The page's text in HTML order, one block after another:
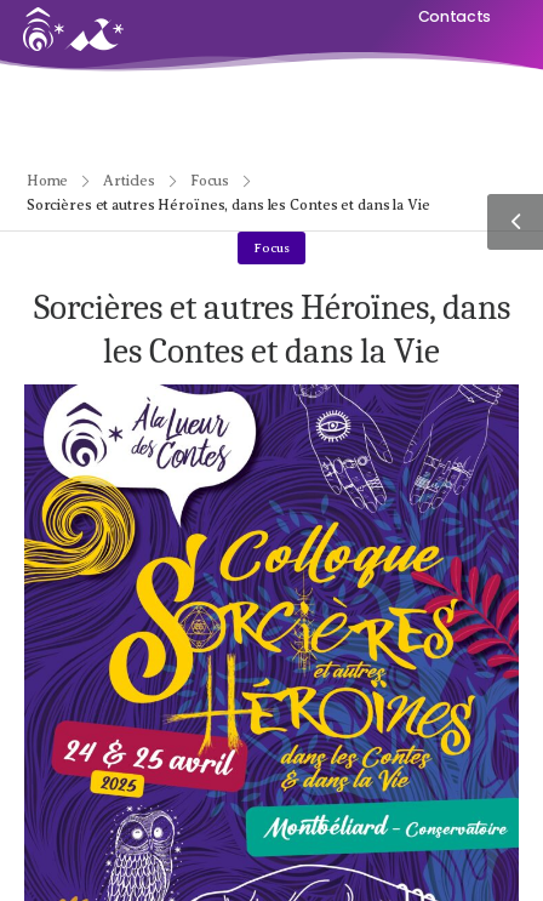
Contacts
Home Articles
Focus
Sorcières et autres Héroïnes, dans les Contes et dans la Vie
Focus
Sorcières et autres Héroïnes, dans
les Contes et dans la Vie